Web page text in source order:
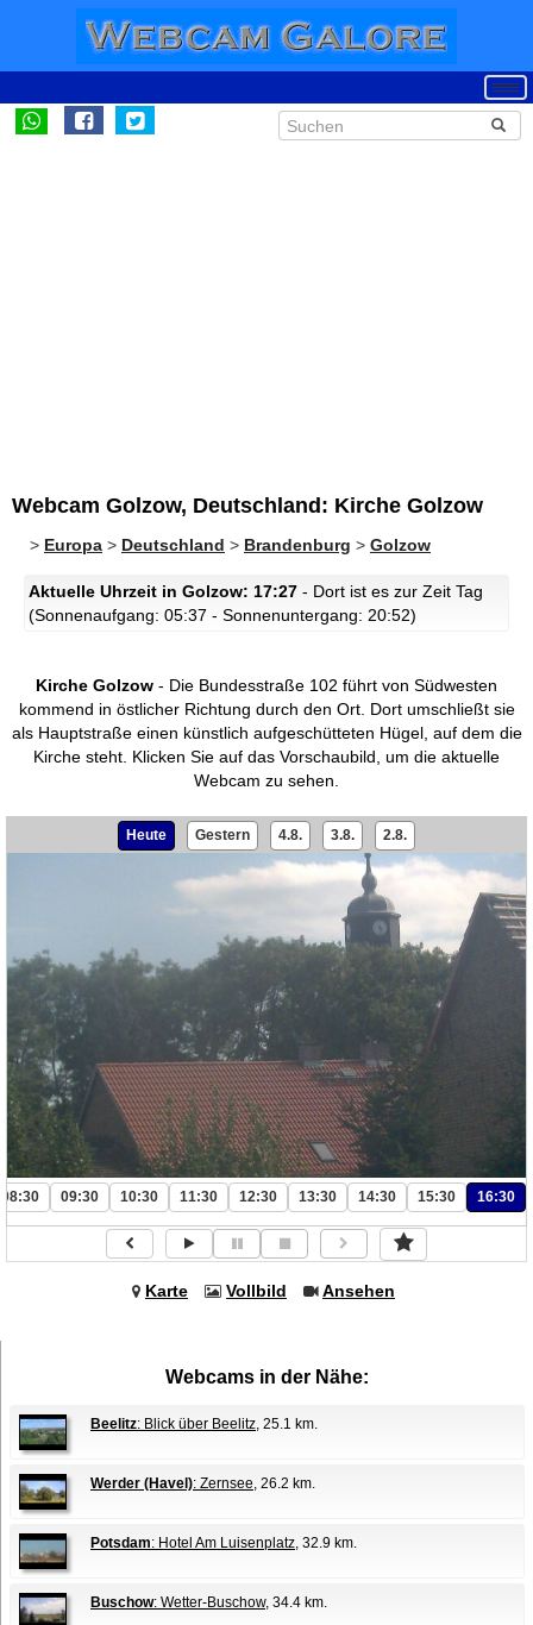
Webcam Golzow, Deutschland: Kirche Golzow
> Europa > Deutschland > Brandenburg > Golzow
Aktuelle Uhrzeit in Golzow: 17:27 - Dort ist es zur Zeit Tag
(Sonnenaufgang: 05:37 - Sonnenuntergang: 20:52)
Kirche Golzow - Die Bundesstraße 102 führt von Südwesten
kommend in östlicher Richtung durch den Ort. Dort umschließt sie
als Hauptstraße einen künstlich aufgeschütteten Hügel, auf dem die
Kirche steht. Klicken Sie auf das Vorschaubild, um die aktuelle
Webcam zu sehen.
Heute Gestern 4.8. 3.8. 2.8.
08:30 09:30 10:30 11:30 12:30 13:30 14:30 15:30 16:30
Karte Vollbild Ansehen
Webcams in der Nähe:
Beelitz: Blick über Beelitz , 25.1 km.
Werder (Havel): Zernsee , 26.2 km.
Potsdam: Hotel Am Luisenplatz , 32.9 km.
Buschow: Wetter-Buschow, 34.4 km.